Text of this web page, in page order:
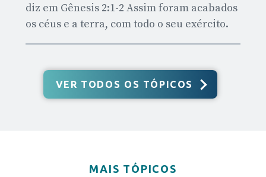
diz em Gênesis 2:1-2 Assim foram acabados
os céus e a terra, com todo o seu exército.
VER TODOS OS TÓPICOS
MAIS TÓPICOS